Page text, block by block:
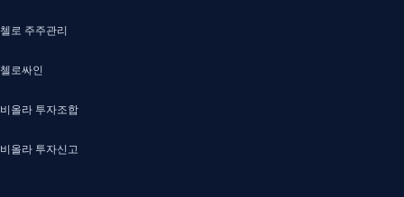
첼로 주주관리
첼로싸인
비올라 투자조합
비올라 투자신고